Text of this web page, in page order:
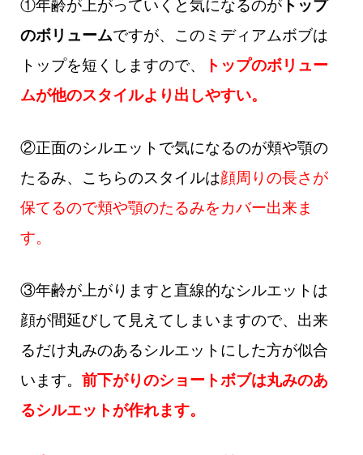
①年齢が上がっていくと気になるのがトップ
のボリュームですが、このミディアムボブは
トップを短くしますので、
トップのボリュー
ムが他のスタイルより出しやすい。
②正面のシルエットで気になるのが頬や顎の
たるみ、こちらのスタイルは顔周りの長さが
保てるので頬や顎のたるみをカバー出来ま
す。
③年齢が上がりますと直線的なシルエットは
顔が間延びして見えてしまいますので、出来
るだけ丸みのあるシルエットにした方が似合
います。 前下がりのショートボブは丸みのあ
るシルエットが作れます。